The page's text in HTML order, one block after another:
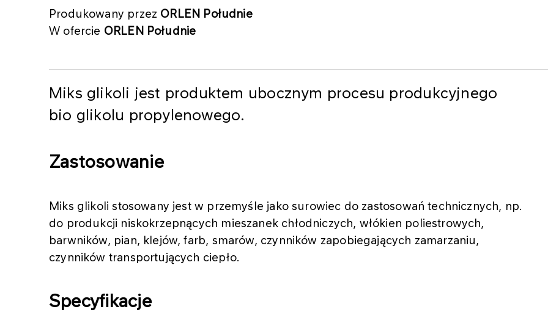
Produkowany przez ORLEN Południe
W ofercie ORLEN Południe
Miks glikoli jest produktem ubocznym procesu produkcyjnego
bio glikolu propylenowego.
Zastosowanie
Miks glikoli stosowany jest w przemyśle jako surowiec do zastosowań technicznych, np.
do produkcji niskokrzepnących mieszanek chłodniczych, włókien poliestrowych,
barwników, pian, klejów, farb, smarów, czynników zapobiegających zamarzaniu,
czynników transportujących ciepło.
Specyfikacje